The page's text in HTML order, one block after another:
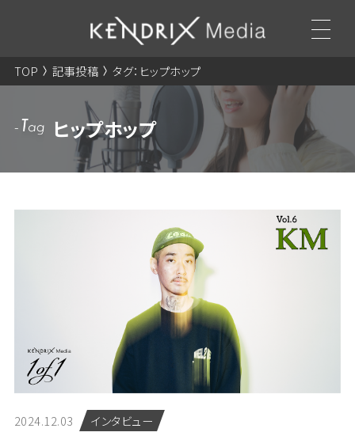
TOP 記事投稿 タグ：ヒップホップ
ヒップホップ
2024.12.03 インタビュー